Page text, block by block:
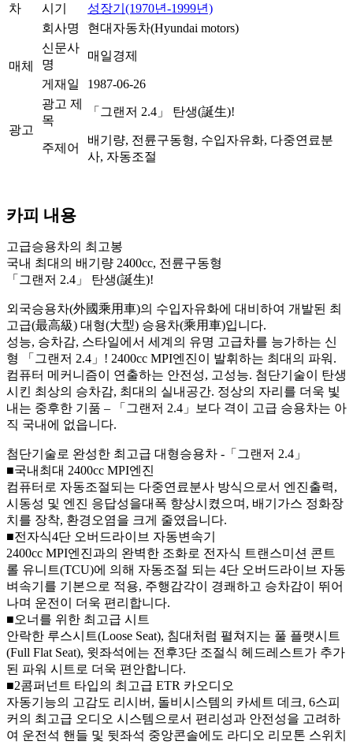
차
시기
성장기(1970년-1999년)
회사명
현대자동차(Hyundai motors)
매체
신문사
명
매일경제
게재일 1987-06-26
광고
광고 제
목
「그랜저 2.4」 탄생(誕生)!
주제어
배기량, 전륜구동형, 수입자유화, 다중연료분
사, 자동조절
카피 내용
고급승용차의 최고봉
국내 최대의 배기량 2400cc, 전륜구동형
「그랜저 2.4」 탄생(誕生)!
외국승용차(外國乘用車)의 수입자유화에 대비하여 개발된 최
고급(最高級) 대형(大型) 승용차(乘用車)입니다.
성능, 승차감, 스타일에서 세계의 유명 고급차를 능가하는 신
형 「그랜저 2.4」! 2400cc MPI엔진이 발휘하는 최대의 파워.
컴퓨터 메커니즘이 연출하는 안전성, 고성능. 첨단기술이 탄생
시킨 최상의 승차감, 최대의 실내공간. 정상의 자리를 더욱 빛
내는 중후한 기품 – 「그랜저 2.4」보다 격이 고급 승용차는 아
직 국내에 없읍니다.
첨단기술로 완성한 최고급 대형승용차 -「그랜저 2.4」
■국내최대 2400cc MPI엔진
컴퓨터로 자동조절되는 다중연료분사 방식으로서 엔진출력,
시동성 및 엔진 응답성을대폭 향상시켰으며, 배기가스 정화장
치를 장착, 환경오염을 크게 줄였읍니다.
■전자식4단 오버드라이브 자동변속기
2400cc MPI엔진과의 완벽한 조화로 전자식 트랜스미션 콘트
롤 유니트(TCU)에 의해 자동조절 되는 4단 오버드라이브 자동
벼속기를 기본으로 적용, 주행감각이 경쾌하고 승차감이 뛰어
나며 운전이 더욱 편리합니다.
■오너를 위한 최고급 시트
안락한 루스시트(Loose Seat), 침대처럼 펼쳐지는 풀 플랫시트
(Full Flat Seat), 윗좌석에는 전후3단 조절식 헤드레스트가 추가
된 파워 시트로 더욱 편안합니다.
■2콤퍼넌트 타입의 최고급 ETR 카오디오
자동기능의 고감도 리시버, 돌비시스템의 카세트 데크, 6스피
커의 최고급 오디오 시스템으로서 편리성과 안전성을 고려하
여 운전석 핸들 및 뒷좌석 중앙콘솔에도 라디오 리모톤 스위치